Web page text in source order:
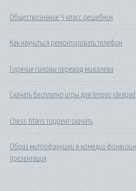
Обществознание 5 класс решебник
Как научиться ремонтировать телефон
Горячие головы перевод михалева
Скачать бесплатно игры для lenovo
Chess titans торрент скачать
Образ митрофанушки в комедии
презентация